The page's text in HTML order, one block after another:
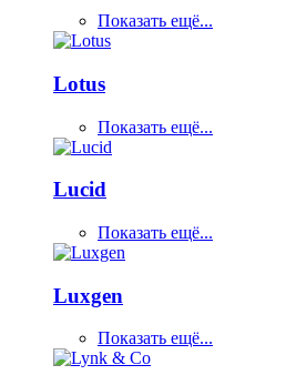
Показать ещё...
Lotus
Показать ещё...
Lucid
Показать ещё...
Luxgen
Показать ещё...